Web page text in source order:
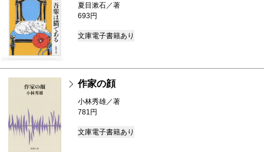
夏目漱石／著
693円
文庫電子書籍あり
作家の顔
小林秀雄／著
781円
文庫電子書籍あり